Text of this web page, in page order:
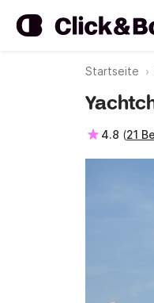
Startseite
4.8 (21